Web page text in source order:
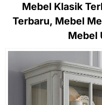
Mebel Klasik
Terbaru, Mebel
Mebel